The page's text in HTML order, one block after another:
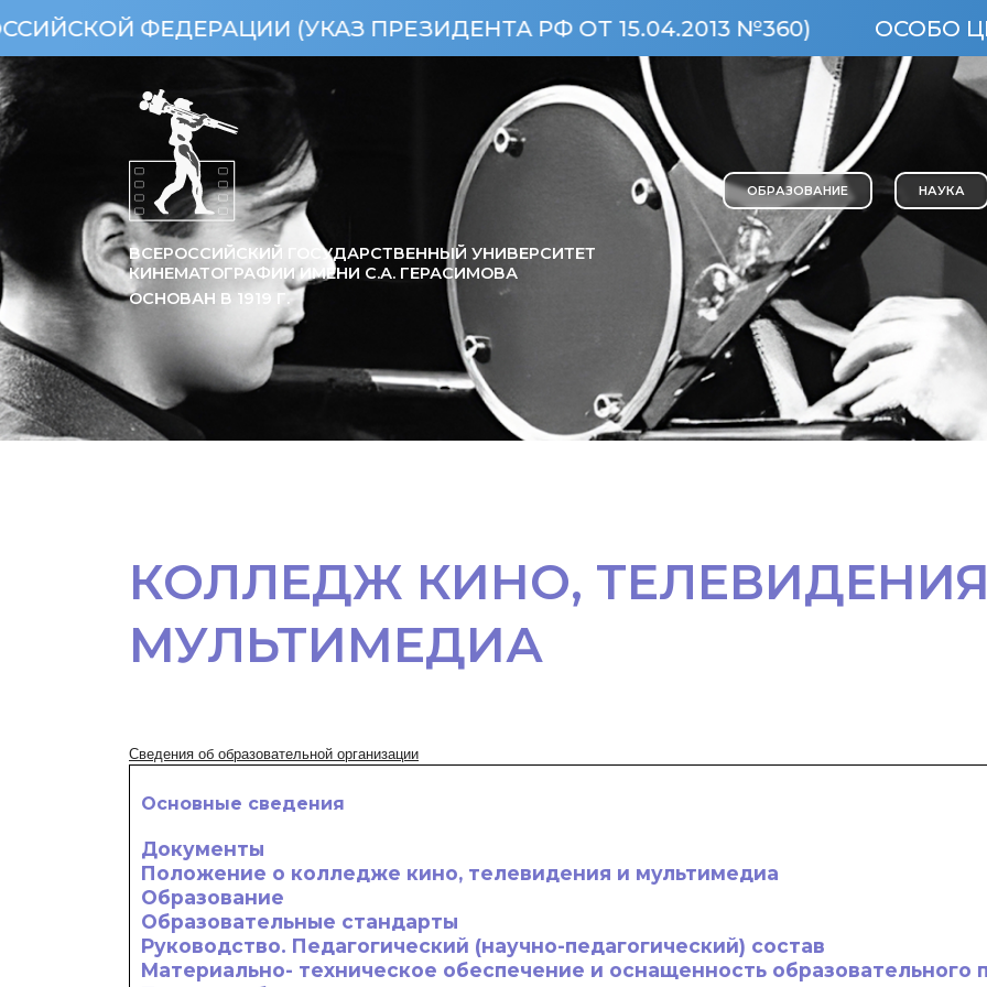
(УКАЗ ПРЕЗИДЕНТА РФ ОТ 15.04.2013 №360) ОСОБО ЦЕННЫЙ
ВСЕРОССИЙСКИЙ ГОСУДАРСТВЕННЫЙ УНИВЕРСИТЕТ
КИНЕМАТОГРАФИИ ИМЕНИ С.А. ГЕРАСИМОВА
ОСНОВАН В 1919 Г.
ОБРАЗОВАНИЕ НАУКА
КОЛЛЕДЖ КИНО,
МУЛЬТИМЕДИА
Сведения об образовательной организации
Основные сведения
Документы
Положение о колледже кино, телевидения и мультимедиа
Образование
Образовательные стандарты
Руководство. Педагогический (научно-педагогический) состав
Материально- техническое обеспечение и оснащенность образовательного